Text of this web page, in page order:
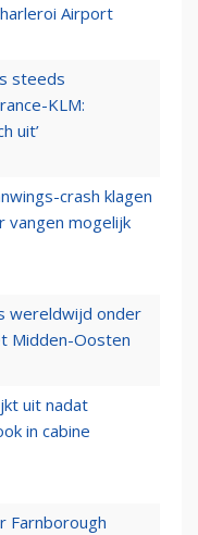
Airport
steeds
KLM:
uit’
crash klagen
vangen mogelijk
wereldwijd onder
Midden-Oosten
uit nadat
in cabine
Farnborough